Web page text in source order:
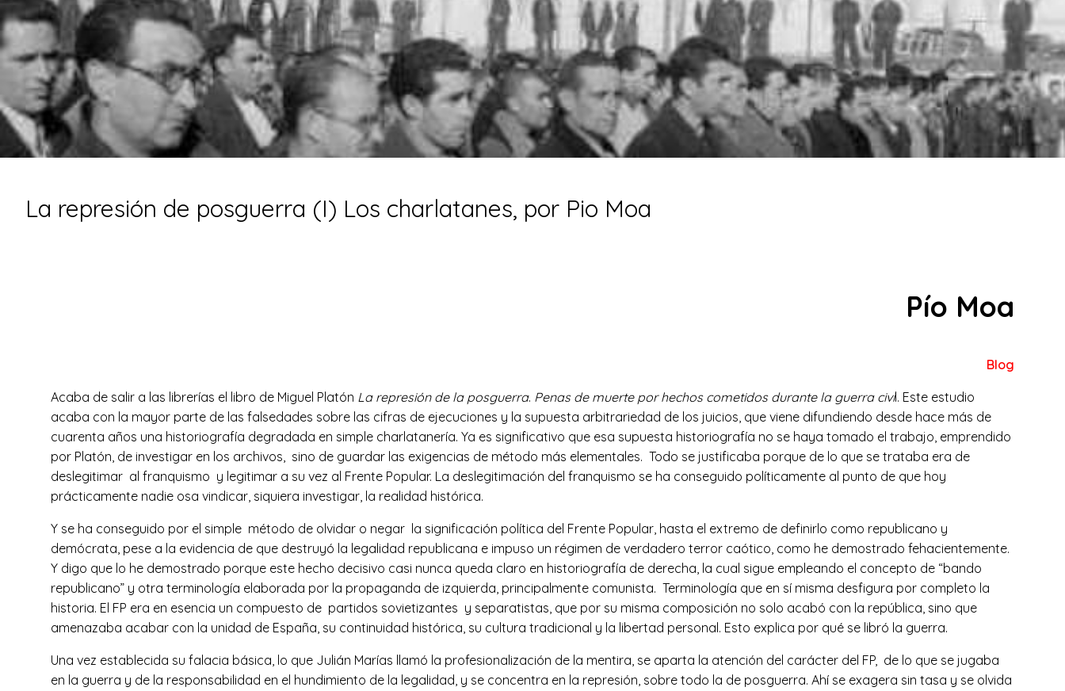
La represión de posguerra (I) Los charlatanes, por Pio Moa
Pío Moa
Blog
Acaba de salir a las librerías el libro de Miguel Platón La represión de la posguerra. Penas de muerte por hechos cometidos durante la guerra civil. Este estudio
acaba con la mayor parte de las falsedades sobre las cifras de ejecuciones y la supuesta arbitrariedad de los juicios, que viene difundiendo desde hace más de
cuarenta años una historiografía degradada en simple charlatanería. Ya es significativo que esa supuesta historiografía no se haya tomado el trabajo, emprendido
por Platón, de investigar en los archivos, sino de guardar las exigencias de método más elementales. Todo se justificaba porque de lo que se trataba era de
deslegitimar al franquismo y legitimar a su vez al Frente Popular. La deslegitimación del franquismo se ha conseguido políticamente al punto de que hoy
prácticamente nadie osa vindicar, siquiera investigar, la realidad histórica.
Y se ha conseguido por el simple método de olvidar o negar la significación política del Frente Popular, hasta el extremo de definirlo como republicano y
demócrata, pese a la evidencia de que destruyó la legalidad republicana e impuso un régimen de verdadero terror caótico, como he demostrado fehacientemente.
Y digo que lo he demostrado porque este hecho decisivo casi nunca queda claro en historiografía de derecha, la cual sigue empleando el concepto de “bando
republicano” y otra terminología elaborada por la propaganda de izquierda, principalmente comunista. Terminología que en sí misma desfigura por completo la
historia. El FP era en esencia un compuesto de partidos sovietizantes y separatistas, que por su misma composición no solo acabó con la república, sino que
amenazaba acabar con la unidad de España, su continuidad histórica, su cultura tradicional y la libertad personal. Esto explica por qué se libró la guerra.
Una vez establecida su falacia básica, lo que Julián Marías llamó la profesionalización de la mentira, se aparta la atención del carácter del FP, de lo que se jugaba
en la guerra y de la responsabilidad en el hundimiento de la legalidad, y se concentra en la represión, sobre todo la de posguerra. Ahí se exagera sin tasa y se olvida